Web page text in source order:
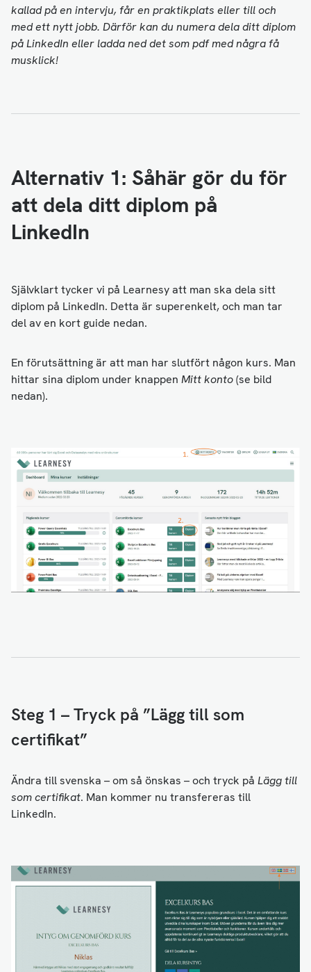
kallad på en intervju, får en praktikplats eller till och
med ett nytt jobb. Därför kan du numera dela ditt diplom
på LinkedIn eller ladda ned det som pdf med några få
musklick!
Alternativ 1: Såhär gör du för
att dela ditt diplom på
LinkedIn
Självklart tycker vi på Learnesy att man ska dela sitt
diplom på LinkedIn. Detta är superenkelt, och man tar
del av en kort guide nedan.
En förutsättning är att man har slutfört någon kurs. Man
hittar sina diplom under knappen Mitt konto(se bild
nedan).
Steg 1 – Tryck på ”Lägg till som
certifikat”
Ändra till svenska – om så önskas – och tryck på Lägg till
som certifikat. Man kommer nu transfereras till
LinkedIn.